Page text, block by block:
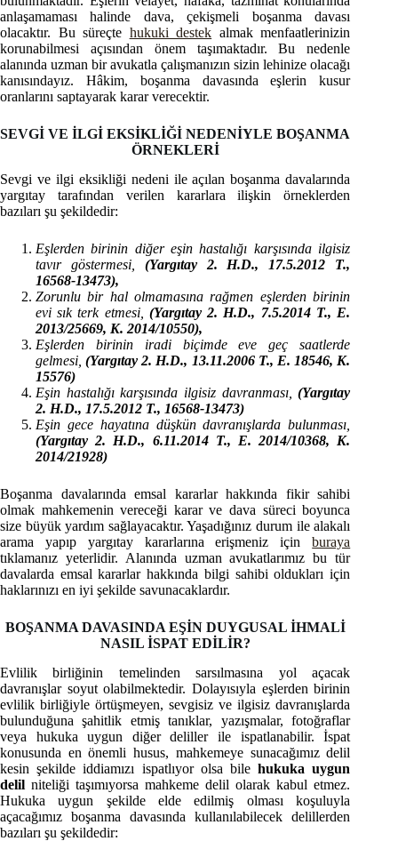
anlaşamaması halinde dava, çekişmeli boşanma davası
olacaktır. Bu süreçte hukuki destek almak menfaatlerinizin
korunabilmesi açısından önem taşımaktadır. Bu nedenle
alanında uzman bir avukatla çalışmanızın sizin lehinize olacağı
kanısındayız. Hâkim, boşanma davasında eşlerin kusur
oranlarını saptayarak karar verecektir.
SEVGİ VE İLGİ EKSİKLİĞİ NEDENİYLE BOŞANMA
ÖRNEKLERİ
Sevgi ve ilgi eksikliği nedeni ile açılan boşanma davalarında
yargıtay tarafından verilen kararlara ilişkin örneklerden
bazıları şu şekildedir:
Eşlerden birinin diğer eşin hastalığı karşısında ilgisiz
tavır göstermesi,
(Yargıtay 2. H.D., 17.5.2012 T.,
16568-13473),
Zorunlu bir hal olmamasına rağmen eşlerden birinin
evi sık terk etmesi, (Yargıtay 2. H.D., 7.5.2014 T., E.
2013/25669, K. 2014/10550),
Eşlerden birinin iradi biçimde eve geç saatlerde
gelmesi, (Yargıtay 2. H.D., 13.11.2006 T., E. 18546, K.
15576)
Eşin hastalığı karşısında ilgisiz davranması,
(Yargıtay
2. H.D., 17.5.2012 T., 16568-13473)
Eşin gece hayatına düşkün davranışlarda bulunması,
(Yargıtay 2. H.D., 6.11.2014 T., E. 2014/10368, K.
2014/21928)
Boşanma davalarında emsal kararlar hakkında fikir sahibi
olmak mahkemenin vereceği karar ve dava süreci boyunca
size büyük yardım sağlayacaktır. Yaşadığınız durum ile alakalı
arama yapıp yargıtay kararlarına erişmeniz içinburaya
tıklamanız yeterlidir. Alanında uzman avukatlarımız bu tür
davalarda emsal kararlar hakkında bilgi sahibi oldukları için
haklarınızı en iyi şekilde savunacaklardır.
BOŞANMA DAVASINDA EŞİN DUYGUSAL İHMALİ
NASIL İSPAT EDİLİR?
Evlilik birliğinin temelinden sarsılmasına yol açacak
davranışlar soyut olabilmektedir. Dolayısıyla eşlerden birinin
evlilik birliğiyle örtüşmeyen, sevgisiz ve ilgisiz davranışlarda
bulunduğuna şahitlik etmiş tanıklar, yazışmalar, fotoğraflar
veya hukuka uygun diğer deliller ile ispatlanabilir. İspat
konusunda en önemli husus, mahkemeye sunacağımız delil
kesin şekilde iddiamızı ispatlıyor olsa bilehukuka uygun
delilniteliği taşımıyorsa mahkeme delil olarak kabul etmez.
Hukuka uygun şekilde elde edilmiş olması koşuluyla
açacağımız boşanma davasında kullanılabilecek delillerden
bazıları şu şekildedir: